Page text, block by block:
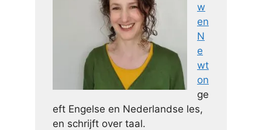
w
en
N
e
wt
on
ge
eft Engelse en Nederlandse les,
en schrijft over taal.